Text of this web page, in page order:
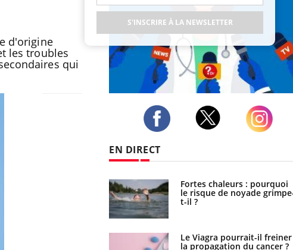
d'origine
les troubles
qui
EN DIRECT
Fortes chaleurs : pourquoi
le risque de noyade
t-il ?
Le Viagra pourrait-il freiner
la propagation du cancer ?
S'INSCRIRE À LA NEWSLETTER